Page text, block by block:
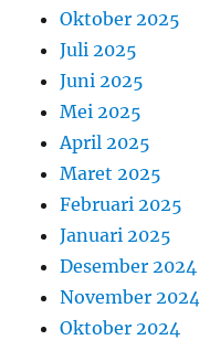
Oktober 2025
Juli 2025
Juni 2025
Mei 2025
April 2025
Maret 2025
Februari 2025
Januari 2025
Desember 2024
November 2024
Oktober 2024